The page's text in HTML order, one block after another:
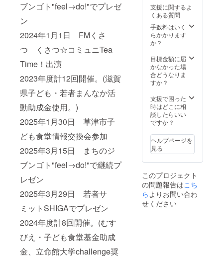
ブンゴト"feel→do!"でプレゼ
ン
2024年1月1日 FMくさ
つ くさつ☆コミュニTea
Time！出演
2023年度計12回開催。(滋賀
県子ども・若者まんなか活
動助成金使用。)
2025年1月30日 草津市子
ども食堂情報交換会参加
2025年3月15日 まちのジ
ブンゴト"feel→do!"で継続プ
レゼン
2025年3月29日 若者サ
ミットSHIGAでプレゼン
2024年度計8回開催。(むす
びえ・子ども食堂基金助成
金、立命館大学challenge奨
支援に関するよ
くある質問
手数料はいく
らかかります
か？
目標金額に届
かなかった場
合どうなりま
すか？
支援で困った
時はどこに相
談したらいい
ですか？
ヘルプページを
見る
このプロジェクト
の問題報告はこち
ら よりお問い合わ
せください